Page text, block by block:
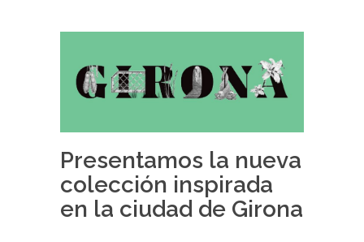
Presentamos la nueva
colección inspirada
en la ciudad de Girona